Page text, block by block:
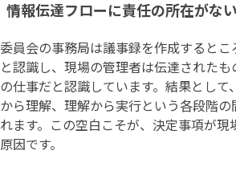
情報伝達フローに責任の所在がない
委員会の事務局は議事録を作成すると
と認識し、現場の管理者は伝達された
の仕事だと認識しています。結果として
から理解、理解から実行という各段階
れます。この空白こそが、決定事項が
原因です。